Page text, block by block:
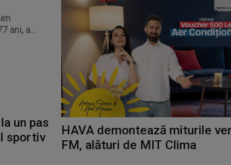
a...
un pas
sportiv
HAVA demontează miturile
FM, alături de MIT Clima